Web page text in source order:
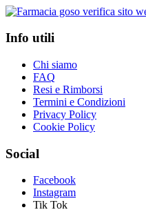
Info utili
Chi siamo
FAQ
Resi e Rimborsi
Termini e Condizioni
Privacy Policy
Cookie Policy
Social
Facebook
Instagram
Tik Tok